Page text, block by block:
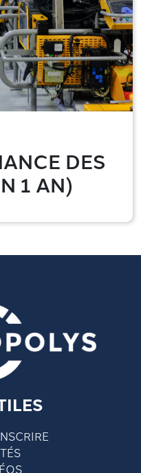
DES
1 AN)